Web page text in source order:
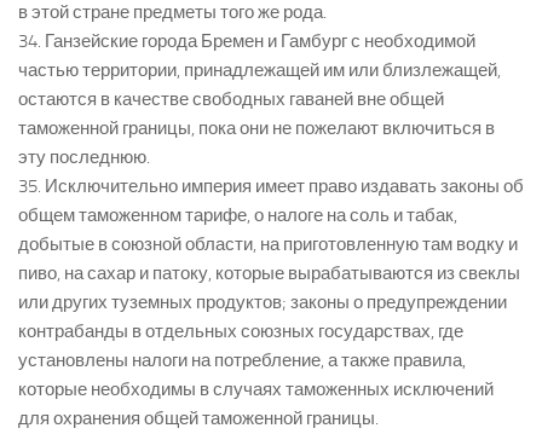
в этой стране предметы того же рода.
34. Ганзейские города Бремен и Гамбург с необходимой
частью территории, принадлежащей им или близлежащей,
остаются в качестве свободных гаваней вне общей
таможенной границы, пока они не пожелают включиться в
эту последнюю.
35. Исключительно империя имеет право издавать законы об
общем таможенном тарифе, о налоге на соль и табак,
добытые в союзной области, на приготовленную там водку и
пиво, на сахар и патоку, которые вырабатываются из свеклы
или других туземных продуктов; законы о предупреждении
контрабанды в отдельных союзных государствах, где
установлены налоги на потребление, а также правила,
которые необходимы в случаях таможенных исключений
для охранения общей таможенной границы.